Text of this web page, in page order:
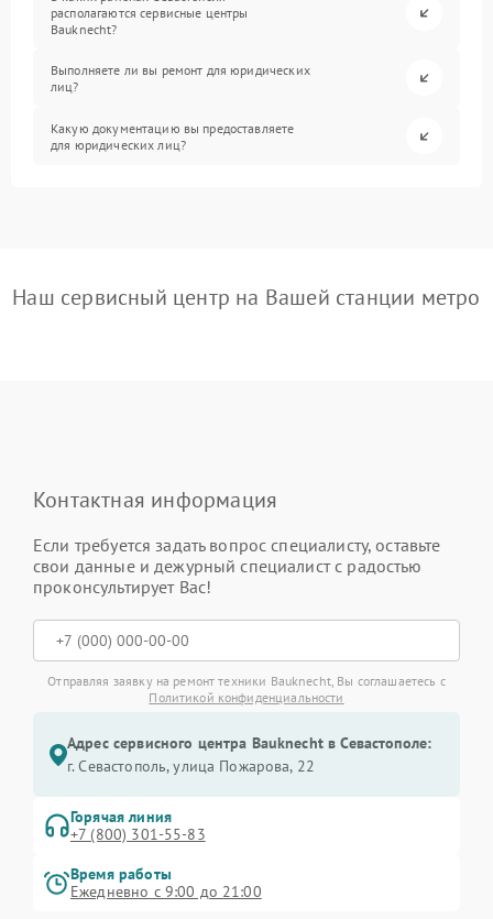
располагаются сервисные центры
Bauknecht?
Выполняете ли вы ремонт для юридических
лиц?
Какую документацию вы предоставляете
для юридических лиц?
Наш сервисный центр на Вашей станции метро
Контактная информация
Если требуется задать вопрос специалисту, оставьте
свои данные и дежурный специалист с радостью
проконсультирует Вас!
Отправляя заявку на ремонт техники Bauknecht, Вы соглашаетесь с
Политикой конфиденциальности
Адрес сервисного центра Bauknecht в Севастополе:
г. Севастополь, улица Пожарова, 22
Горячая линия
+7 (800) 301-55-83
Время работы
Ежедневно с 9:00 до 21:00